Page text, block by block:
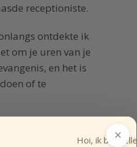
receptioniste.
ontdekte ik
om je uren van je
en het is
of te
stoppen met
×
Hoi, ik ben Jelle!